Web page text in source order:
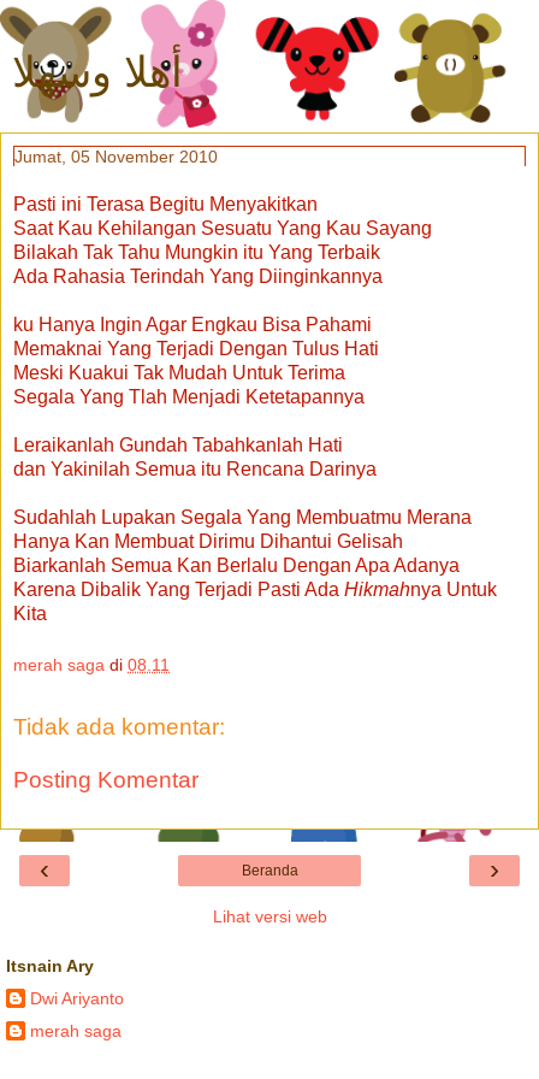
أهلا وسهلا
Jumat, 05 November 2010
Pasti ini Terasa Begitu Menyakitkan
Saat Kau Kehilangan Sesuatu Yang Kau Sayang
Bilakah Tak Tahu Mungkin itu Yang Terbaik
Ada Rahasia Terindah Yang Diinginkannya
ku Hanya Ingin Agar Engkau Bisa Pahami
Memaknai Yang Terjadi Dengan Tulus Hati
Meski Kuakui Tak Mudah Untuk Terima
Segala Yang Tlah Menjadi Ketetapannya
Leraikanlah Gundah Tabahkanlah Hati
dan Yakinilah Semua itu Rencana Darinya
Sudahlah Lupakan Segala Yang Membuatmu Merana
Hanya Kan Membuat Dirimu Dihantui Gelisah
Biarkanlah Semua Kan Berlalu Dengan Apa Adanya
Karena Dibalik Yang Terjadi Pasti Ada Hikmahnya Untuk
Kita
merah saga di 08.11
Tidak ada komentar:
Posting Komentar
‹ ›
Beranda
Lihat versi web
Itsnain Ary
Dwi Ariyanto
merah saga